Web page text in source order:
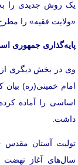
یک روش جدیدی را
«ولایت فقیه» را
پایه‌گذاری جمهوری
وی در بخش دیگری از
امام خمینی(ره)
اساسی را آماده
داشت.
تولیت آستان مقدس
سال‌های آغاز نهضت